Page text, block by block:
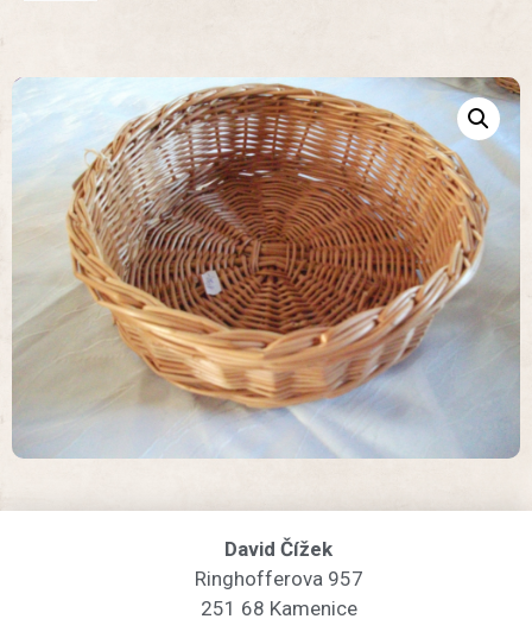
David Čížek
Ringhofferova 957
251 68 Kamenice